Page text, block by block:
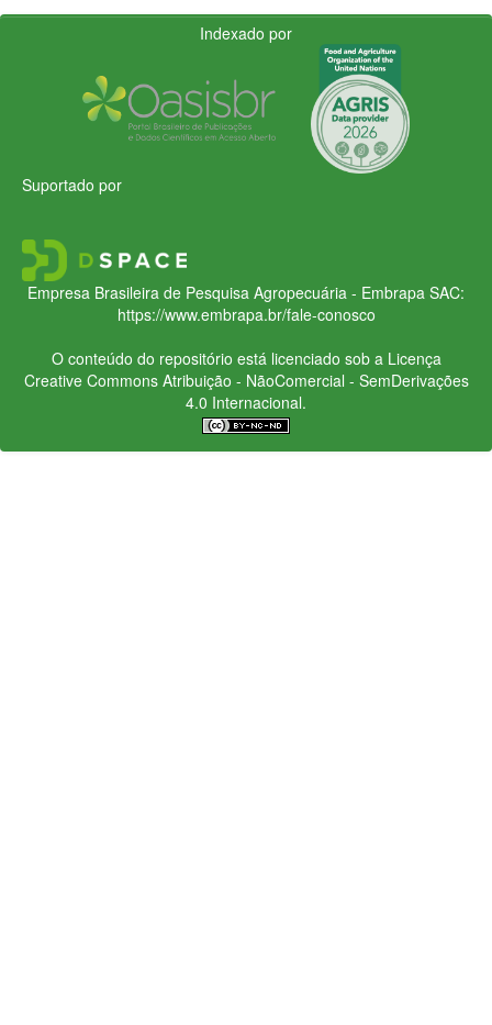
Indexado por
Suportado por
Empresa Brasileira de Pesquisa Agropecuária - Embrapa SAC:
https://www.embrapa.br/fale-conosco
O conteúdo do repositório está licenciado sob a Licença
Creative CommonsAtribuição - NãoComercial - SemDerivações
4.0 Internacional.